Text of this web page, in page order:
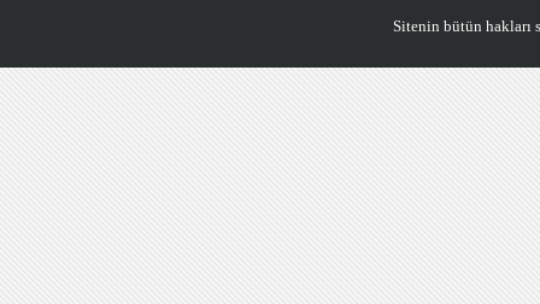
Sitenin bütün hakları